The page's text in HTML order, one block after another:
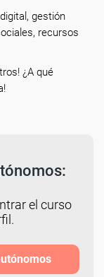
gestión
recursos
¿A qué
el curso